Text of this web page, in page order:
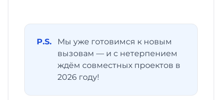
P.S.
Мы уже готовимся к новым
вызовам — и с нетерпением
ждём совместных проектов в
2026 году!